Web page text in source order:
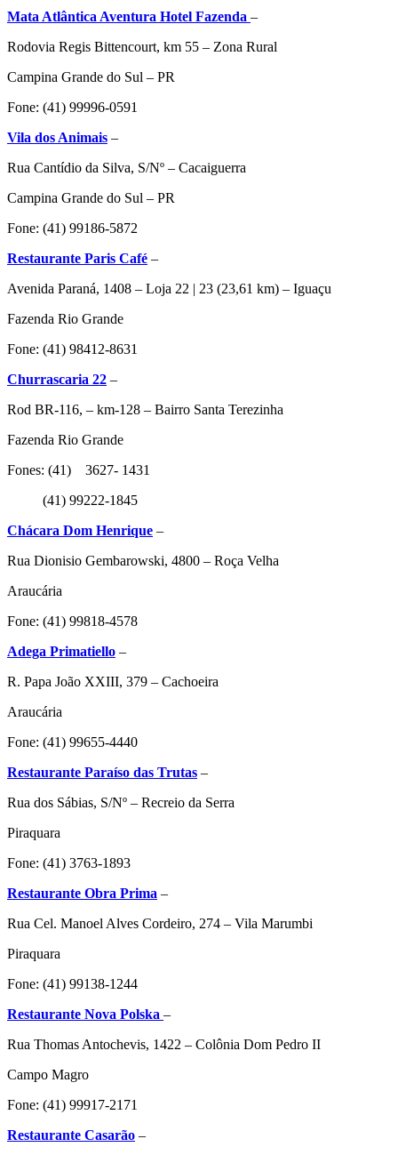
Mata Atlântica Aventura Hotel Fazenda –
Rodovia Regis Bittencourt, km 55 – Zona Rural
Campina Grande do Sul – PR
Fone: (41) 99996-0591
Vila dos Animais –
Rua Cantídio da Silva, S/Nº – Cacaiguerra
Campina Grande do Sul – PR
Fone: (41) 99186-5872
Restaurante Paris Café –
Avenida Paraná, 1408 – Loja 22 | 23 (23,61 km) – Iguaçu
Fazenda Rio Grande
Fone: (41) 98412-8631
Churrascaria 22 –
Rod BR-116, – km-128 – Bairro Santa Terezinha
Fazenda Rio Grande
Fones: (41) 3627- 1431
(41) 99222-1845
Chácara Dom Henrique –
Rua Dionisio Gembarowski, 4800 – Roça Velha
Araucária
Fone: (41) 99818-4578
Adega Primatiello –
R. Papa João XXIII, 379 – Cachoeira
Araucária
Fone: (41) 99655-4440
Restaurante Paraíso das Trutas –
Rua dos Sábias, S/Nº – Recreio da Serra
Piraquara
Fone: (41) 3763-1893
Restaurante Obra Prima –
Rua Cel. Manoel Alves Cordeiro, 274 – Vila Marumbi
Piraquara
Fone: (41) 99138-1244
Restaurante Nova Polska –
Rua Thomas Antochevis, 1422 – Colônia Dom Pedro II
Campo Magro
Fone: (41) 99917-2171
Restaurante Casarão –